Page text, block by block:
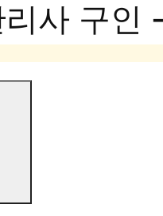
사 구인